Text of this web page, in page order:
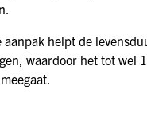
aanpak helpt de
waardoor het tot wel